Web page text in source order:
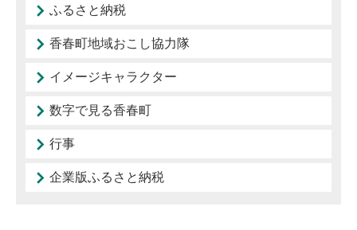
ふるさと納税
香春町地域おこし協力隊
イメージキャラクター
数字で見る香春町
行事
企業版ふるさと納税